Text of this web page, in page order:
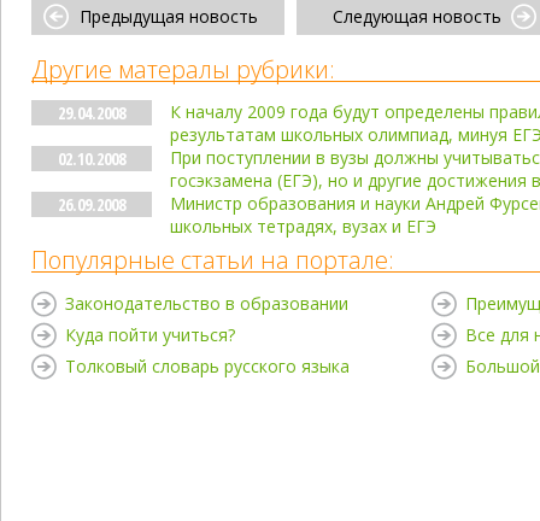
Предыдущая новость Следующая новость
Другие матералы рубрики:
29.04.2008
К началу 2009 года будут определены
результатам школьных олимпиад, минуя
02.10.2008
При поступлении в вузы должны
госэкзамена (ЕГЭ), но и другие достижения
26.09.2008
Министр образования и науки Андрей
школьных тетрадях, вузах и ЕГЭ
Популярные статьи на портале:
Законодательство в образовании
Куда пойти учиться?
Толковый словарь русского языка
Все для
Большой